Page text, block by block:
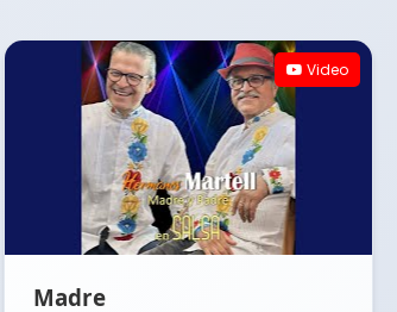
Video
Madre